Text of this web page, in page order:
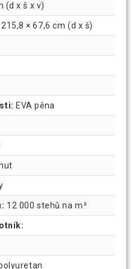
(d x š x v)
215,8 × 67,6 cm (d x š)
EVA pěna
12 000 stehů na m²